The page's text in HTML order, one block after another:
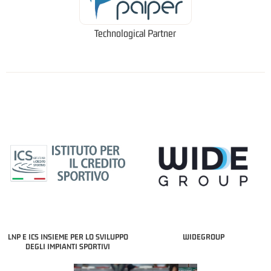
Technological Partner
LNP E ICS INSIEME PER LO SVILUPPO
DEGLI IMPIANTI SPORTIVI
WIDEGROUP